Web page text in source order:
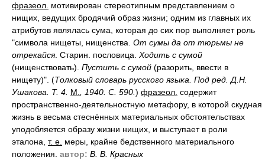
фразеол. мотивирован стереотипным представлением о
нищих, ведущих бродячий образ жизни; одним из главных их
атрибутов являлась сума, которая до сих пор выполняет роль
"символа нищеты, нищенства. От сумы да от тюрьмы не
отрекайся. Старин. пословица. Ходить с сумой
(нищенствовать). Пустить с сумой (разорить, ввести в
нищету)". (Толковый словарь русского языка. Под ред. Д.Н.
Ушакова. Т. 4. М. , 1940. С. 590. ) фразеол. содержит
пространственно-деятельностную метафору, в которой скудная
жизнь в весьма стеснённых материальных обстоятельствах
уподобляется образу жизни нищих, и выступает в роли
эталона, т. е. меры, крайне бедственного материального
положения. автор: В. В. Красных